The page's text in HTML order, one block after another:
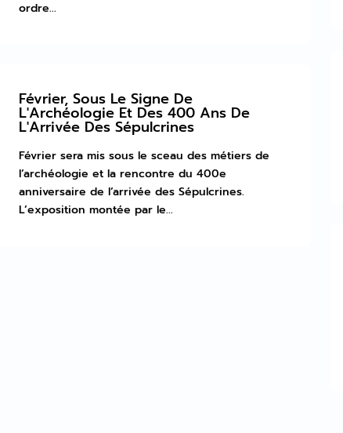
ordre...
Février, Sous Le Signe De
L'Archéologie Et Des 400 Ans De
L'Arrivée Des Sépulcrines
Février sera mis sous le sceau des métiers de
l’archéologie et la rencontre du 400e
anniversaire de l’arrivée des Sépulcrines.
L’exposition montée par le...